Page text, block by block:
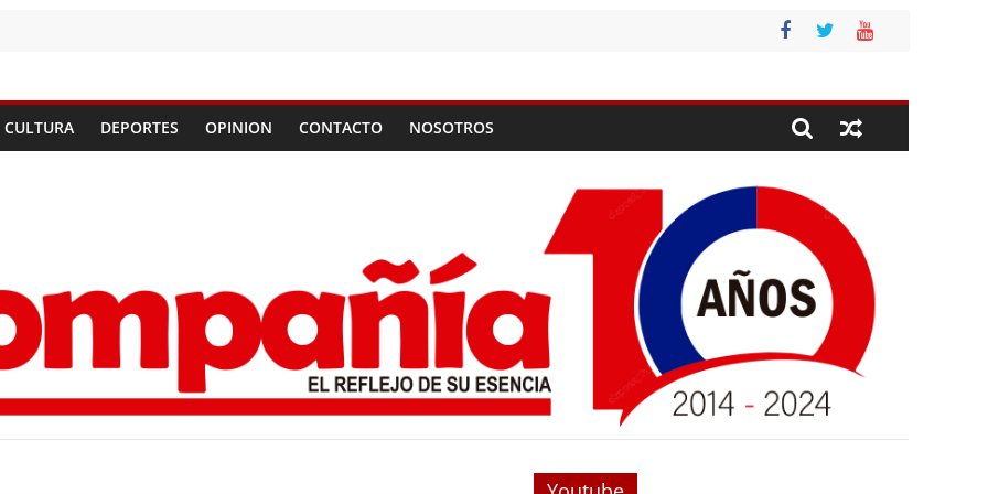
CULTURA DEPORTES OPINION CONTACTO NOSOTROS